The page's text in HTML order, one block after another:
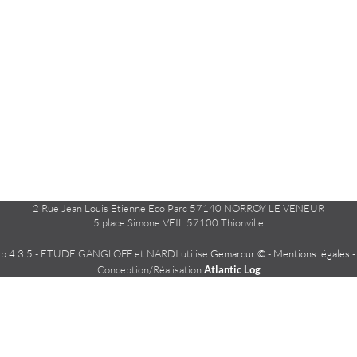
2 Rue Jean Louis Etienne Eco Parc 57140 NORROY LE VENEUR
5 place Simone VEIL 57100 Thionville
4.3.5 - ETUDE GANGLOFF et NARDI utilise Gemarcur ©- Mentions légales -
Conception/Réalisation Atlantic Log